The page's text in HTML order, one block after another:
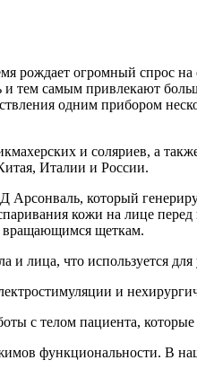
рождает огромный спрос
тем самым привлекают
одним прибором
и соляриев, а
Италии и России.
который
кожи на лице
вращающимся щеткам.
лица, что используется
и
с телом пациента,
функциональности. В